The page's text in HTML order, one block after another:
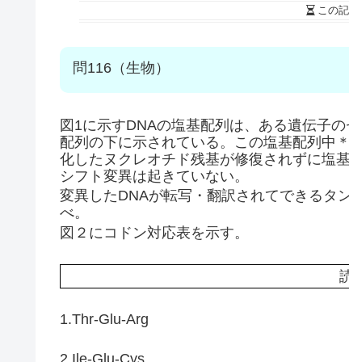
この
問116（生物）
図1に示すDNAの塩基配列は、ある遺伝子
配列の下に示されている。この塩基配列中
化したヌクレオチド残基が修復されずに塩
シフト変異は起きていない。
変異したDNAが転写・翻訳されてできるタ
べ。
図２にコドン対応表を示す。
1.Thr-Glu-Arg